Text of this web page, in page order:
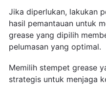
Jika diperlukan, lakukan
hasil pemantauan untuk
grease yang dipilih
pelumasan yang optimal.
Memilih stempet grease
strategis untuk menjaga